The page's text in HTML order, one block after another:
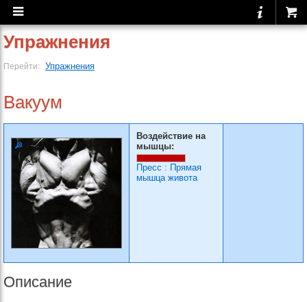
Упражнения
Перейти: Упражнения
Вакуум
Воздействие на
мышцы:
Пресс : Прямая
мышца живота
Описание